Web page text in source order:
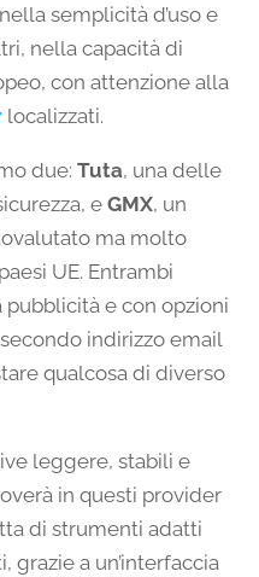
semplicità d’uso e
nella capacità di
con attenzione alla
localizzati.
due: Tuta, una delle
e GMX, un
ma molto
UE. Entrambi
pubblicità e con opzioni
indirizzo email
qualcosa di diverso
leggere, stabili e
in questi provider
di strumenti adatti
grazie a un’interfaccia